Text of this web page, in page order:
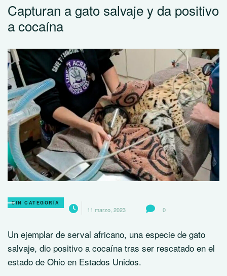
Capturan a gato salvaje y da positivo
a cocaína
SIN CATEGORÍA
11 marzo, 2023 0
Un ejemplar de serval africano, una especie de gato
salvaje, dio positivo a cocaína tras ser rescatado en el
estado de Ohio en Estados Unidos.